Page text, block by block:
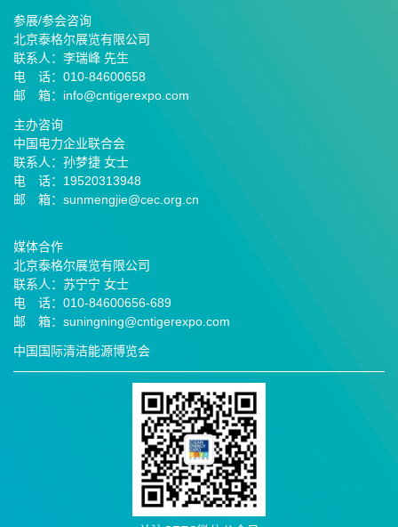
参展/参会咨询
北京泰格尔展览有限公司
联系人：李瑞峰 先生
电 话：010-84600658
邮 箱：info@cntigerexpo.com
主办咨询
中国电力企业联合会
联系人：孙梦捷 女士
电 话：19520313948
邮 箱：sunmengjie@cec.org.cn
媒体合作
北京泰格尔展览有限公司
联系人：苏宁宁 女士
电 话：010-84600656-689
邮
箱：suningning@cntigerexpo.com
中国国际清洁能源博览会